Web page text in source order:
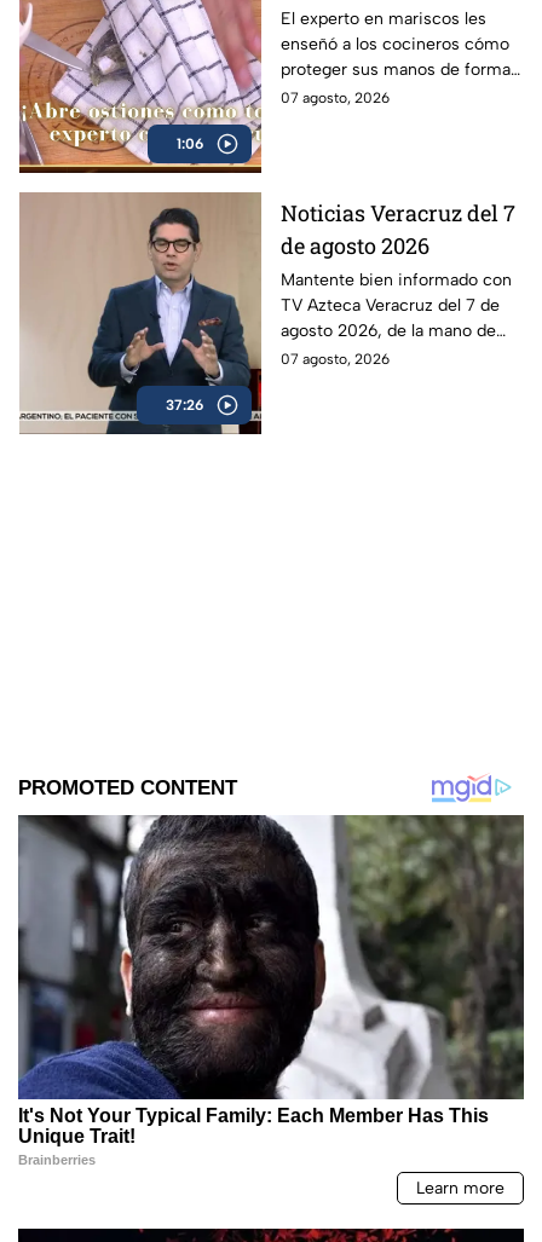
1:06
truco del Chef Alberto
Collarte para no
cortarte en el intento
(VIDEO)
El experto en mariscos les
enseñó a los cocineros cómo
proteger sus manos de forma
efectiva al momento de
07 agosto, 2026
37:26
Noticias Veracruz del 7
de agosto 2026
Mantente bien informado con
TV Azteca Veracruz del 7 de
agosto 2026, de la mano de
Berenice Girón y Gerson
07 agosto, 2026